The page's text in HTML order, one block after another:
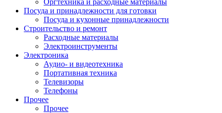
Оргтехника и расходные материалы
Посуда и принадлежности для готовки
Посуда и кухонные принадлежности
Строительство и ремонт
Расходные материалы
Электроинструменты
Электроника
Аудио- и видеотехника
Портативная техника
Телевизоры
Телефоны
Прочее
Прочее